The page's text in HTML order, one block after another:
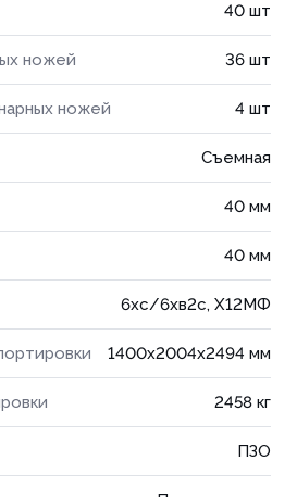
40 шт
ножей 36 шт
ножей 4 шт
Съемная
40 мм
40 мм
6хс/6хв2с, Х12МФ
1400x2004x2494 мм
2458 кг
ПЗО